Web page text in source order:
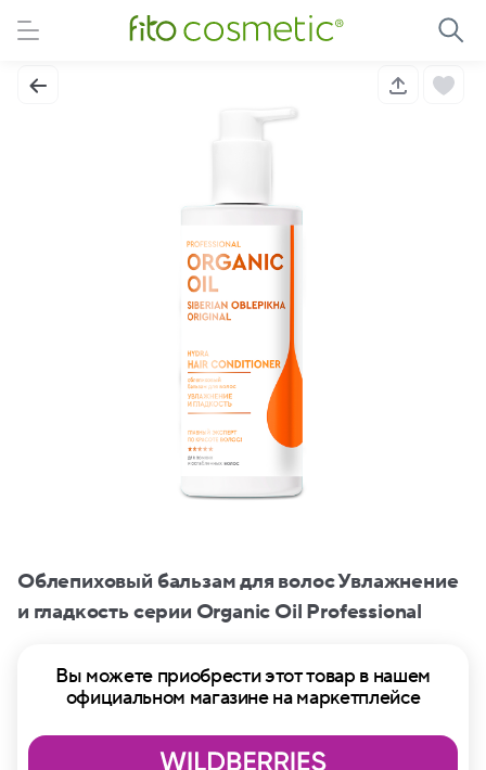
Облепиховый бальзам для волос Увлажнение
и гладкость серии Organic Oil Professional
Вы можете приобрести этот товар в нашем
официальном магазине на маркетплейсе